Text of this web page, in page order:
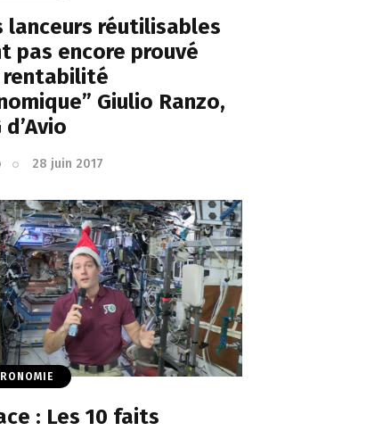
lanceurs réutilisables
pas encore prouvé
rentabilité
Giulio Ranzo,
d’Avio
28 juin 2017
: Les 10 faits